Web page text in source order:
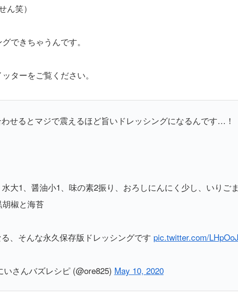
ん笑）
できちゃうんです。
ターをご覧ください。
せるとマジで震えるほど旨いドレッシングになるんです…！
大1、醤油小1、味の素2振り、おろしにんにく少し、いりご
椒と海苔
、そんな永久保存版ドレッシングです pic.twitter.com/
さんバズレシピ (@ore825) May 10, 2020